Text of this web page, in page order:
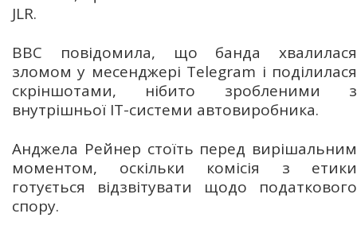
JLR.
BBC повідомила, що банда хвалилася
зломом у месенджері Telegram і поділилася
скріншотами, нібито зробленими з
внутрішньої IT-системи автовиробника.
Анджела Рейнер стоїть перед вирішальним
моментом, оскільки комісія з етики
готується відзвітувати щодо податкового
спору.